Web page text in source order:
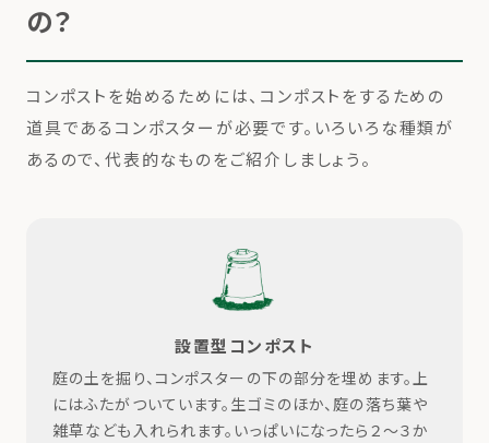
の？
コンポストを始めるためには、コンポストをするための
道具であるコンポスターが必要です。いろいろな種類が
あるので、代表的なものをご紹介しましょう。
設置型コンポスト
庭の土を掘り、コンポスターの下の部分を埋めます。上
にはふたがついています。生ゴミのほか、庭の落ち葉や
雑草なども入れられます。いっぱいになったら２～３か